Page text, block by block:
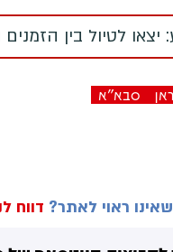
יצאו לטיול בין
סבא"א
ראוי לאתר? דווח